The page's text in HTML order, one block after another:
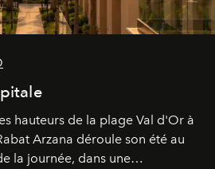
hauteurs de la plage Val d'Or à
Arzana déroule son été au
la journée, dans une